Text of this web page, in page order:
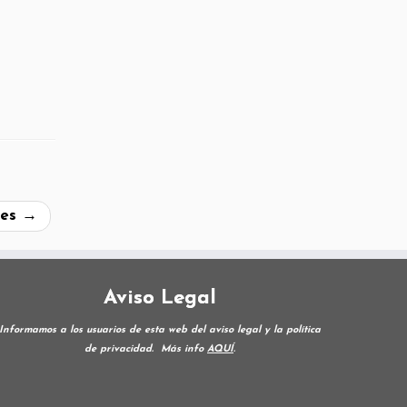
→
Aviso Legal
Informamos a los usuarios de esta web del aviso legal y la política
de privacidad. Más info AQUÍ.